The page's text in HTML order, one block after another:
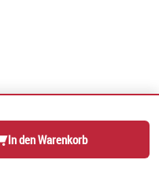
In den Warenkorb